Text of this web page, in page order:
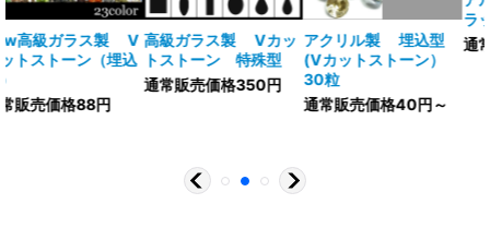
高級ガラス製 Vカッ
トストーン 特殊型
通常販売価格350円
アクリル製 埋込型
(Vカットストーン）
30粒
通常販売価格40円～
ラットピラミッド型
通常販売価格30円～